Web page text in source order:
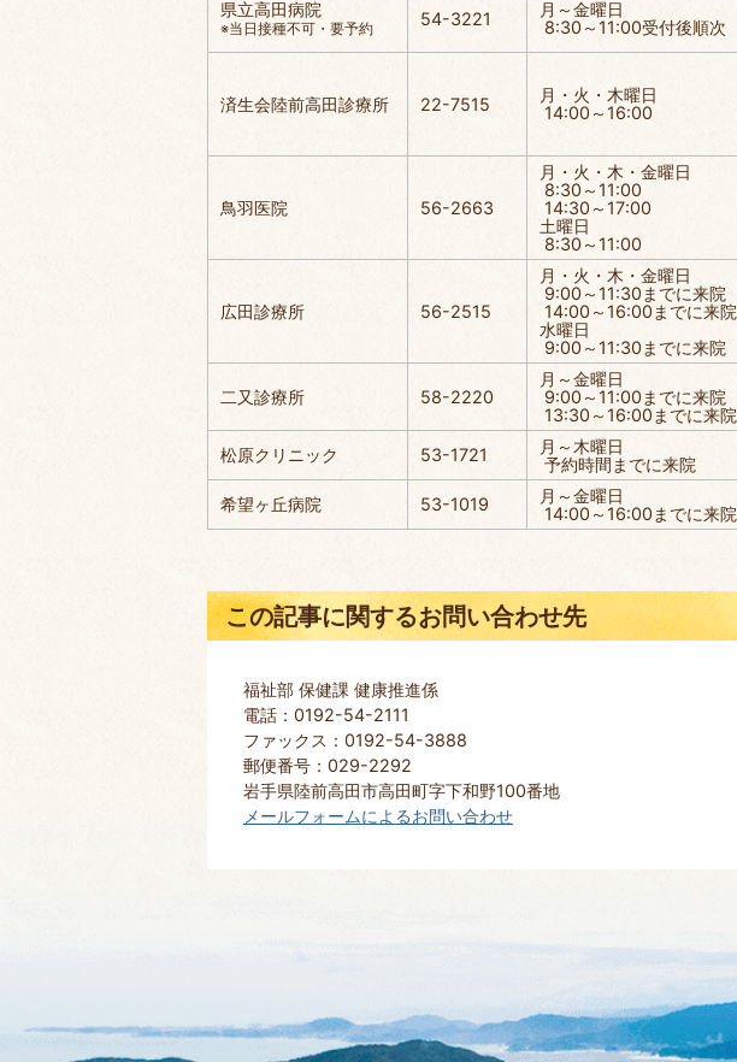
県立高田病院
※当日接種不可・要予約 54-3221
月～金曜日
8:30～11:00受付後順次
済生会陸前高田診療所 22-7515
月・火・木曜日
14:00～16:00
鳥羽医院 56-2663
月・火・木・金曜日
8:30～11:00
14:30～17:00
土曜日
8:30～11:00
広田診療所 56-2515
月・火・木・金曜日
9:00～11:30までに来院
14:00～16:00までに来院
水曜日
9:00～11:30までに来院
二又診療所 58-2220
月～金曜日
9:00～11:00までに来院
13:30～16:00までに来院
松原クリニック
53-1721
月～木曜日
予約時間までに来院
希望ヶ丘病院
53-1019
月～金曜日
14:00～16:00までに来院
この記事に関するお問い合わせ先
福祉部 保健課 健康推進係
電話：0192-54-2111
ファックス：0192-54-3888
郵便番号：029-2292
岩手県陸前高田市高田町字下和野100番地
メールフォームによるお問い合わせ